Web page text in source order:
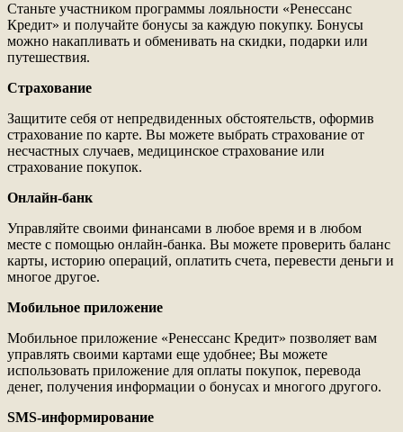
Станьте участником программы лояльности «Ренессанс
Кредит» и получайте бонусы за каждую покупку. Бонусы
можно накапливать и обменивать на скидки, подарки или
путешествия.
Страхование
Защитите себя от непредвиденных обстоятельств, оформив
страхование по карте. Вы можете выбрать страхование от
несчастных случаев, медицинское страхование или
страхование покупок.
Онлайн-банк
Управляйте своими финансами в любое время и в любом
месте с помощью онлайн-банка. Вы можете проверить баланс
карты, историю операций, оплатить счета, перевести деньги и
многое другое.
Мобильное приложение
Мобильное приложение «Ренессанс Кредит» позволяет вам
управлять своими картами еще удобнее; Вы можете
использовать приложение для оплаты покупок, перевода
денег, получения информации о бонусах и многого другого.
SMS-информирование